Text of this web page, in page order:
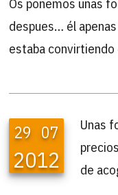
despues… él
estaba
29 07
2012
Unas
de